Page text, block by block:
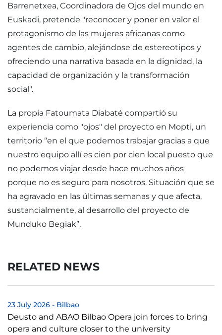
Barrenetxea, Coordinadora de Ojos del mundo en
Euskadi, pretende "reconocer y poner en valor el
protagonismo de las mujeres africanas como
agentes de cambio, alejándose de estereotipos y
ofreciendo una narrativa basada en la dignidad, la
capacidad de organización y la transformación
social".
La propia Fatoumata Diabaté compartió su
experiencia como "ojos" del proyecto en Mopti, un
territorio “en el que podemos trabajar gracias a que
nuestro equipo allí es cien por cien local puesto que
no podemos viajar desde hace muchos años
porque no es seguro para nosotros. Situación que se
ha agravado en las últimas semanas y que afecta,
sustancialmente, al desarrollo del proyecto de
Munduko Begiak”.
RELATED NEWS
23 July 2026 - Bilbao
Deusto and ABAO Bilbao Opera join forces to bring
opera and culture closer to the university